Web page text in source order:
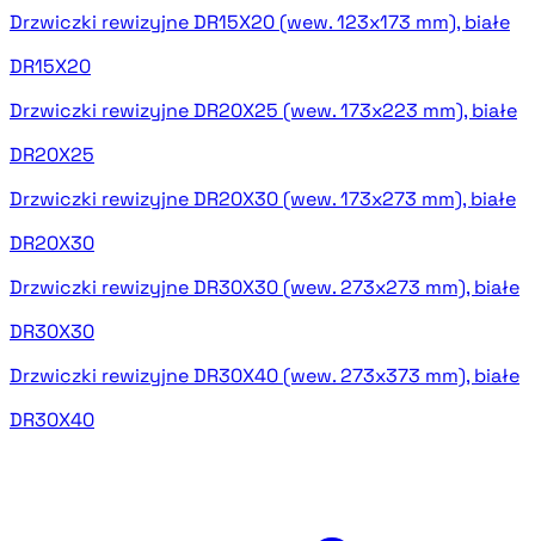
Drzwiczki rewizyjne DR15X20 (wew. 123x173 mm), białe
DR15X20
Drzwiczki rewizyjne DR20X25 (wew. 173x223 mm), białe
DR20X25
Drzwiczki rewizyjne DR20X30 (wew. 173x273 mm), białe
DR20X30
Drzwiczki rewizyjne DR30X30 (wew. 273x273 mm), białe
DR30X30
Drzwiczki rewizyjne DR30X40 (wew. 273x373 mm), białe
DR30X40